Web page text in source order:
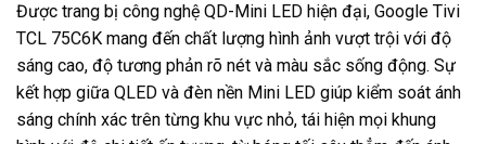
Được trang bị công nghệ QD-Mini LED hiện đại, Google Tivi
TCL 75C6K mang đến chất lượng hình ảnh vượt trội với độ
sáng cao, độ tương phản rõ nét và màu sắc sống động. Sự
kết hợp giữa QLED và đèn nền Mini LED giúp kiểm soát ánh
sáng chính xác trên từng khu vực nhỏ, tái hiện mọi khung